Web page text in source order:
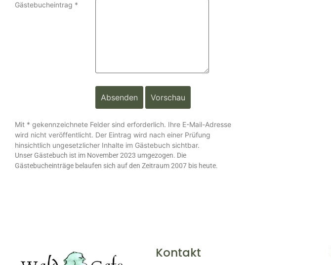
Gästebucheintrag *
Mit * gekennzeichnete Felder sind erforderlich. Ihre E-Mail-Adresse
wird nicht veröffentlicht. Der Eintrag wird nach einer Prüfung
hinsichtlich ungesetzlicher Inhalte im Gästebuch sichtbar.
Unser Gästebuch ist im November 2023 umgezogen. Die
Gästebucheinträge belaufen sich auf den Zeitraum 2007 bis heute.
Kontakt